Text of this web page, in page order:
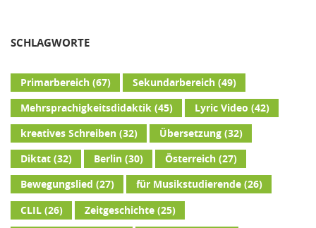
SCHLAGWORTE
Primarbereich(67) Sekundarbereich(49)
Mehrsprachigkeitsdidaktik(45) Lyric Video (42)
kreatives Schreiben(32) Übersetzung(32)
Diktat(32) Berlin(30) Österreich(27)
Bewegungslied (27) für Musikstudierende(26)
CLIL(26) Zeitgeschichte(25)